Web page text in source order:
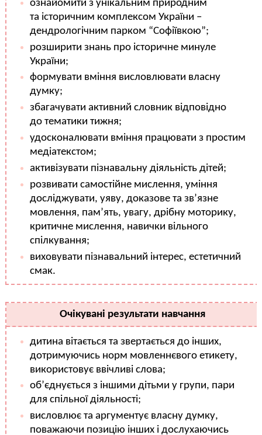
ознайомити з унікальним природним
та історичним комплексом України –
дендрологічним парком “Софіївкою”;
розширити знань про історичне минуле
України;
формувати вміння висловлювати власну
думку;
збагачувати активний словник відповідно
до тематики тижня;
удосконалювати вміння працювати з простим
медіатекстом;
активізувати пізнавальну діяльність дітей;
розвивати самостійне мислення, уміння
досліджувати, уяву, доказове та зв’язне
мовлення, пам’ять, увагу, дрібну моторику,
критичне мислення, навички вільного
спілкування;
виховувати пізнавальний інтерес, естетичний
смак.
Очікувані результати навчання
дитина вітається та звертається до інших,
дотримуючись норм мовленнєвого етикету,
використовує ввічливі слова;
об’єднується з іншими дітьми у групи, пари
для спільної діяльності;
висловлює та аргументує власну думку,
поважаючи позицію інших і дослухаючись